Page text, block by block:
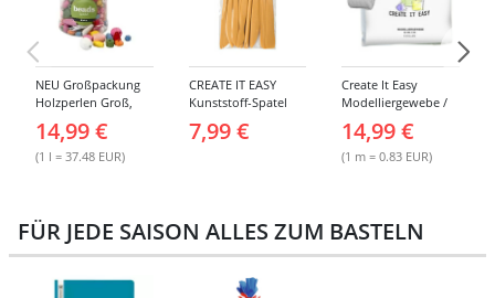
NEU Großpackung
Holzperlen Groß,
Eimer
14,99 €
(1 l = 37.48 EUR)
CREATE IT EASY
Kunststoff-Spatel
7,99 €
Create It Easy
Modelliergewebe /
breit, 3m lang, 6
Stück
14,99 €
(1 m = 0.83 EUR)
FÜR JEDE SAISON ALLES ZUM BASTELN